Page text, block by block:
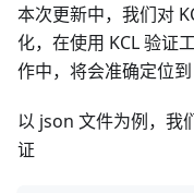
本次更新中，我们对
化，在使用 KCL 验证
作中，将会准确定位
以 json 文件为例，我
证